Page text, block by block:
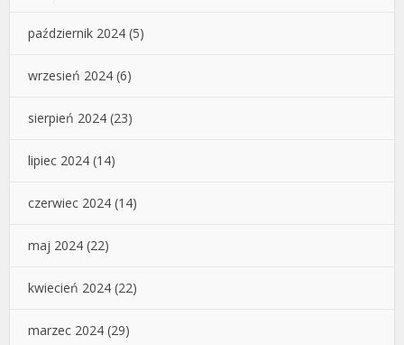
październik 2024 (5)
wrzesień 2024 (6)
sierpień 2024 (23)
lipiec 2024 (14)
czerwiec 2024 (14)
maj 2024 (22)
kwiecień 2024 (22)
marzec 2024 (29)